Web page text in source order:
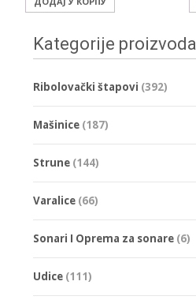
Kategorije proizvoda
Ribolovački štapovi (392)
Mašinice (187)
Strune (144)
Varalice (66)
Sonari I Oprema za sonare (6)
Udice (111)